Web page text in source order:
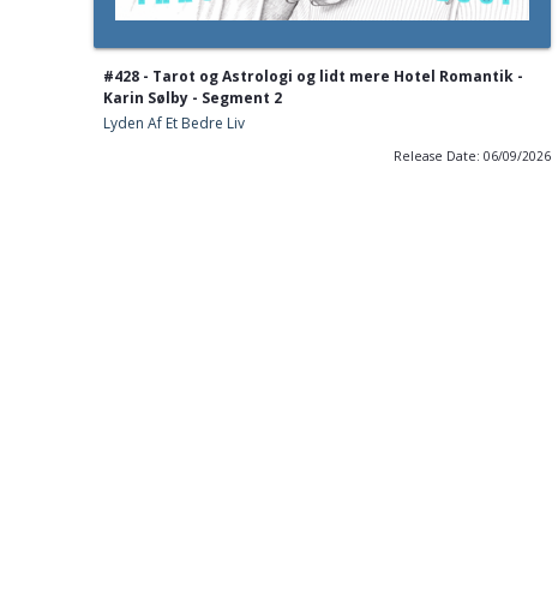
#428 - Tarot og Astrologi og lidt mere Hotel Romantik -
Karin Sølby - Segment 2
Lyden Af Et Bedre Liv
Release Date: 06/09/2026